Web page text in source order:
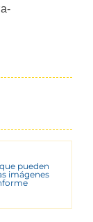
pueden
imágenes